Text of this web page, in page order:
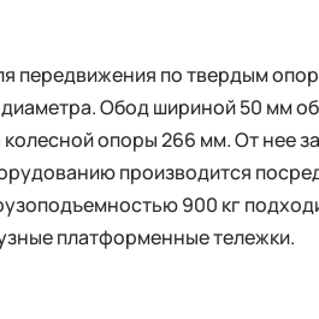
передвижения по твердым
Обод шириной 50 мм
опоры 266 мм. От нее
производится
900 кг
платформенные тележки.